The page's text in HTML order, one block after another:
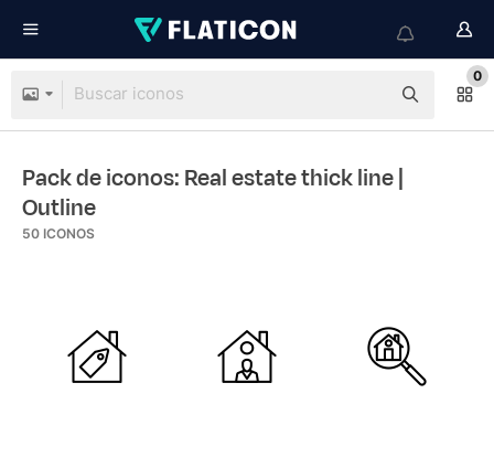
0
Pack de iconos: Real estate thick line|
Outline
50 ICONOS